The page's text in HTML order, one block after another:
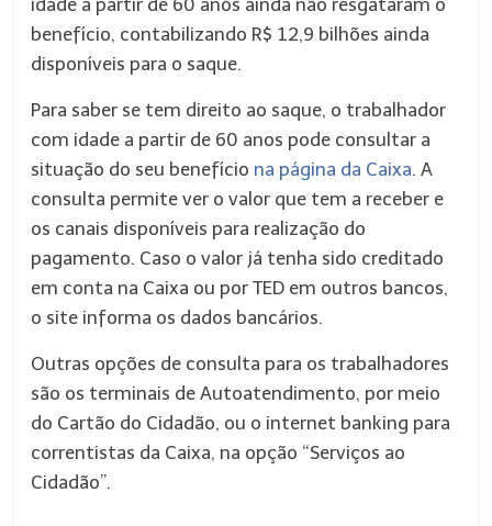
idade a partir de 60 anos ainda não resgataram o
benefício, contabilizando R$ 12,9 bilhões ainda
disponíveis para o saque.
Para saber se tem direito ao saque, o trabalhador
com idade a partir de 60 anos pode consultar a
situação do seu benefício na página da Caixa. A
consulta permite ver o valor que tem a receber e
os canais disponíveis para realização do
pagamento. Caso o valor já tenha sido creditado
em conta na Caixa ou por TED em outros bancos,
o site informa os dados bancários.
Outras opções de consulta para os trabalhadores
são os terminais de Autoatendimento, por meio
do Cartão do Cidadão, ou o internet banking para
correntistas da Caixa, na opção “Serviços ao
Cidadão”.